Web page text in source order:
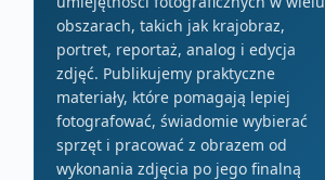
obszarach, takich jak krajobraz,
portret, reportaż, analog i edycja
zdjęć. Publikujemy praktyczne
materiały, które pomagają lepiej
fotografować, świadomie wybierać
sprzęt i pracować z obrazem od
wykonania zdjęcia po jego finalną